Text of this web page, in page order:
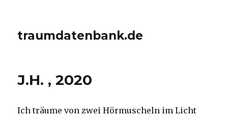
traumdatenbank.de
J.H. , 2020
Ich träume von zwei Hörmuscheln im Licht